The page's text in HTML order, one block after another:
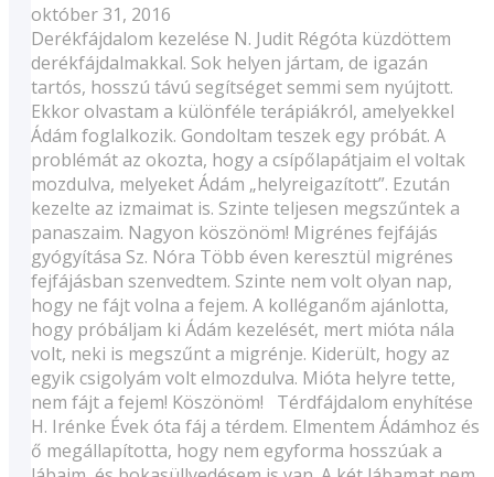
október 31, 2016
Derékfájdalom kezelése N. Judit Régóta küzdöttem
derékfájdalmakkal. Sok helyen jártam, de igazán
tartós, hosszú távú segítséget semmi sem nyújtott.
Ekkor olvastam a különféle terápiákról, amelyekkel
Ádám foglalkozik. Gondoltam teszek egy próbát. A
problémát az okozta, hogy a csípőlapátjaim el voltak
mozdulva, melyeket Ádám „helyreigazított”. Ezután
kezelte az izmaimat is. Szinte teljesen megszűntek a
panaszaim. Nagyon köszönöm! Migrénes fejfájás
gyógyítása Sz. Nóra Több éven keresztül migrénes
fejfájásban szenvedtem. Szinte nem volt olyan nap,
hogy ne fájt volna a fejem. A kolléganőm ajánlotta,
hogy próbáljam ki Ádám kezelését, mert mióta nála
volt, neki is megszűnt a migrénje. Kiderült, hogy az
egyik csigolyám volt elmozdulva. Mióta helyre tette,
nem fájt a fejem! Köszönöm! Térdfájdalom enyhítése
H. Irénke Évek óta fáj a térdem. Elmentem Ádámhoz és
ő megállapította, hogy nem egyforma hosszúak a